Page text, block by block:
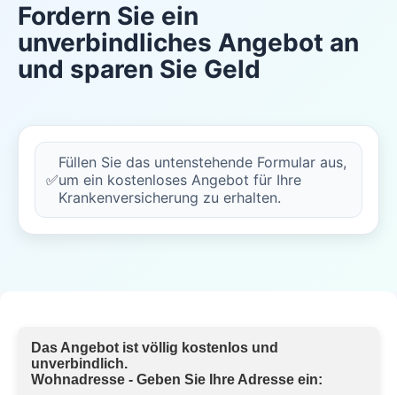
Fordern Sie ein
unverbindliches Angebot an
und sparen Sie Geld
✅
Füllen Sie das untenstehende Formular aus,
um ein kostenloses Angebot für Ihre
Krankenversicherung zu erhalten.
Das Angebot ist völlig kostenlos und
unverbindlich.
Wohnadresse - Geben Sie Ihre Adresse ein: